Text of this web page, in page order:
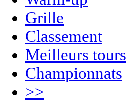
Grille
Classement
Meilleurs tours
Championnats
>>